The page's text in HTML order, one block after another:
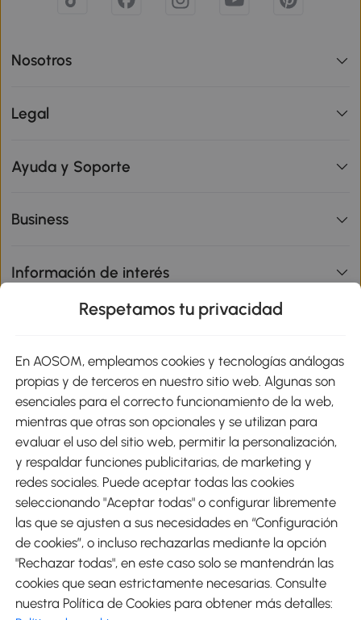
Nosotros
Legal
Ayuda y Soporte
Business
Información de interés
Métodos de Pago
Envíos
Descargar Aosom App
Google Play
Respetamos tu privacidad
En AOSOM, empleamos cookies y tecnologías análogas
propias y de terceros en nuestro sitio web. Algunas son
esenciales para el correcto funcionamiento de la web,
mientras que otras son opcionales y se utilizan para
evaluar el uso del sitio web, permitir la personalización,
y respaldar funciones publicitarias, de marketing y
redes sociales. Puede aceptar todas las cookies
seleccionando "Aceptar todas" o configurar libremente
las que se ajusten a sus necesidades en “Configuración
de cookies”, o incluso rechazarlas mediante la opción
"Rechazar todas", en este caso solo se mantendrán las
cookies que sean estrictamente necesarias. Consulte
nuestra Política de Cookies para obtener más detalles: